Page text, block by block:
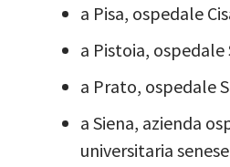
a Pisa, ospedale
a Pistoia, ospedale
a Prato, ospedale
a Siena, azienda
universitaria